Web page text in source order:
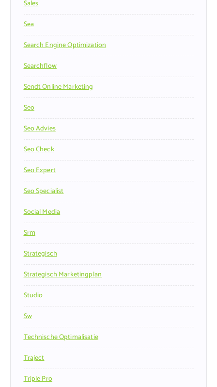
Sales
Sea
Search Engine Optimization
Searchflow
Sendt Online Marketing
Seo
Seo Advies
Seo Check
Seo Expert
Seo Specialist
Social Media
Srm
Strategisch
Strategisch Marketingplan
Studio
Sw
Technische Optimalisatie
Traject
Triple Pro